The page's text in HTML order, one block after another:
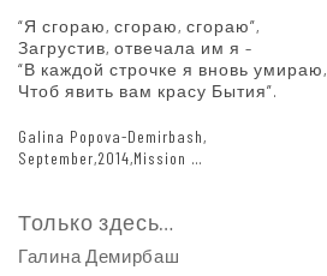
“Я сгораю, сгораю, сгораю”,
Загрустив, отвечала им я –
“В каждой строчке я вновь умираю,
Чтоб явить вам красу Бытия”.
Galina Popova-Demirbash,
September,2014,Mission …
Только здесь…
Галина Демирбаш